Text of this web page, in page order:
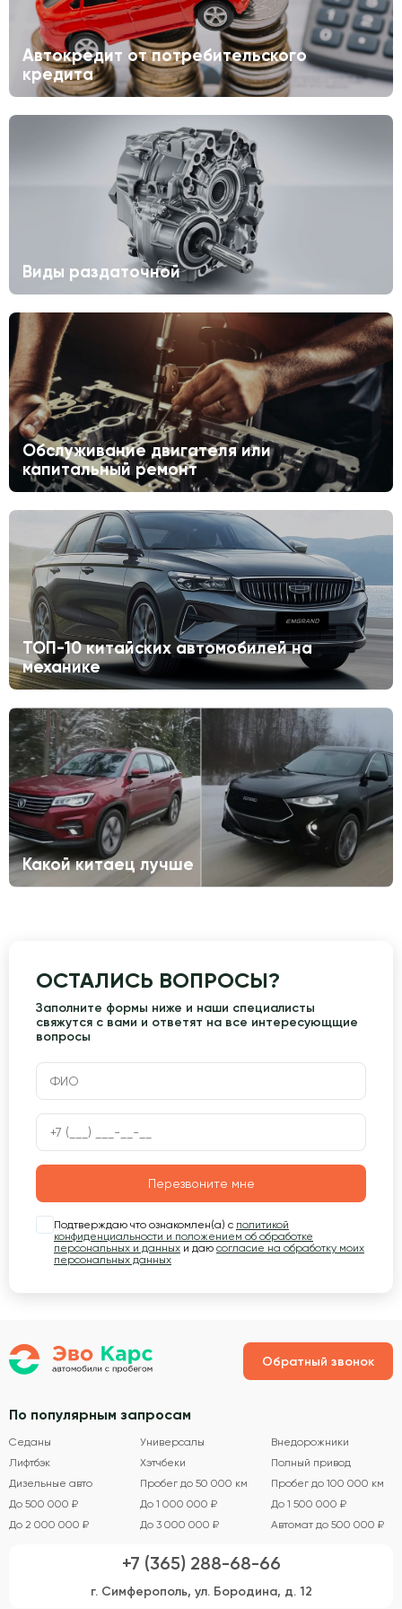
Автокредит от потребительского
кредита
Виды раздаточной
Обслуживание двигателя или
капитальный ремонт
ТОП-10 китайских автомобилей на
механике
Какой китаец лучше
ОСТАЛИСЬ ВОПРОСЫ?
Заполните формы ниже и наши специалисты
свяжутся с вами и ответят на все интересующщие
вопросы
Перезвоните мне
Подтверждаю что ознакомлен(а) с политикой
конфиденциальности и положением об обработке
персональных и данных и даю согласие на обработку моих
персональных данных
Обратный звонок
По популярным запросам
Седаны Универсалы
Внедорожники
Лифтбэк
Хэтчбеки
Полный привод
Дизельные авто
Пробег до 50 000 км
Пробег до 100 000 км
До 500 000 ₽
До 1 000 000 ₽
До 1 500 000 ₽
До 2 000 000 ₽
До 3 000 000 ₽ Автомат до 500 000 ₽
+7 (365) 288-68-66
г. Симферополь, ул. Бородина, д. 12